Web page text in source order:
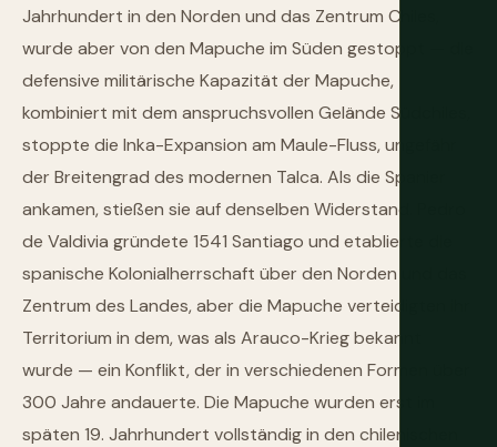
Jahrhundert in den Norden und das Zentrum Chiles,
wurde aber von den Mapuche im Süden gestoppt — die
defensive militärische Kapazität der Mapuche,
kombiniert mit dem anspruchsvollen Gelände Südchiles,
stoppte die Inka-Expansion am Maule-Fluss, ungefähr
der Breitengrad des modernen Talca. Als die Spanier
ankamen, stießen sie auf denselben Widerstand. Pedro
de Valdivia gründete 1541 Santiago und etablierte die
spanische Kolonialherrschaft über den Norden und das
Zentrum des Landes, aber die Mapuche verteidigten ihr
Territorium in dem, was als Arauco-Krieg bekannt
wurde — ein Konflikt, der in verschiedenen Formen über
300 Jahre andauerte. Die Mapuche wurden erst im
späten 19. Jahrhundert vollständig in den chilenischen